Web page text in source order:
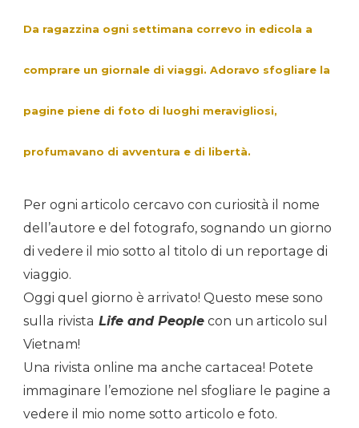
Da ragazzina ogni settimana correvo in edicola a
comprare un giornale di viaggi. Adoravo sfogliare la
pagine piene di foto di luoghi meravigliosi,
profumavano di avventura e di libertà.
Per ogni articolo cercavo con curiosità il nome
dell’autore e del fotografo, sognando un giorno
di vedere il mio sotto al titolo di un reportage di
viaggio.
Oggi quel giorno è arrivato! Questo mese sono
sulla rivista Life and People con un articolo sul
Vietnam!
Una rivista online ma anche cartacea! Potete
immaginare l’emozione nel sfogliare le pagine a
vedere il mio nome sotto articolo e foto.